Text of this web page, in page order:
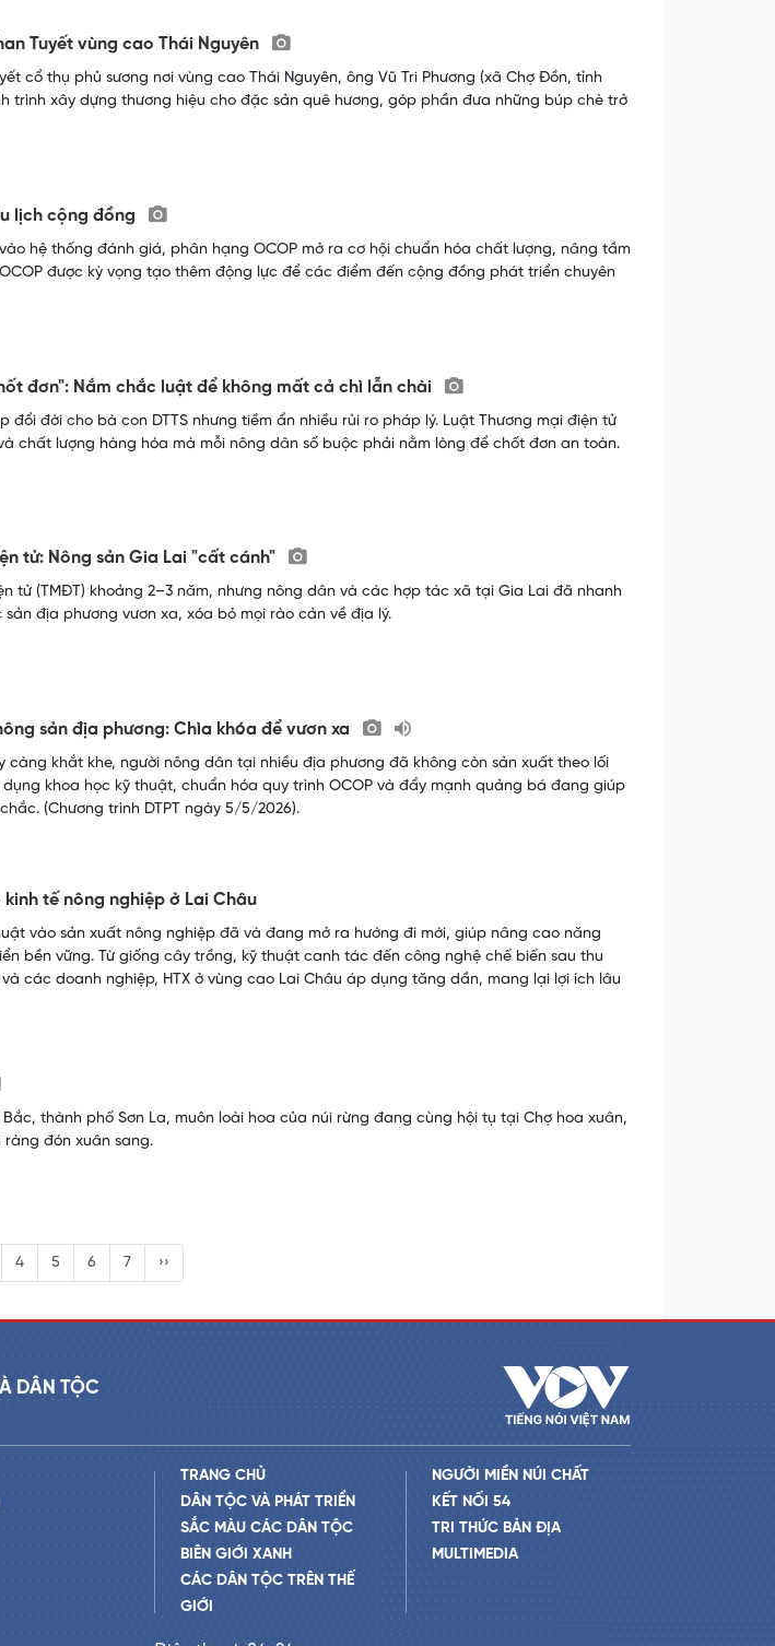
Tuyết vùng cao Thái Nguyên
cổ thụ phủ sương nơi vùng cao Thái Nguyên, ông Vũ Tri Phương (xã Chợ Đồn, tỉnh
trình xây dựng thương hiệu cho đặc sản quê hương, góp phần đưa những búp chè trở
lịch cộng đồng
hệ thống đánh giá, phân hạng OCOP mở ra cơ hội chuẩn hóa chất lượng, nâng tầm
được kỳ vọng tạo thêm động lực để các điểm đến cộng đồng phát triển chuyên
đơn": Nắm chắc luật để không mất cả chì lẫn chài
đổi đời cho bà con DTTS nhưng tiềm ẩn nhiều rủi ro pháp lý. Luật Thương mại điện tử
chất lượng hàng hóa mà mỗi nông dân số buộc phải nằm lòng để chốt đơn an toàn.
tử: Nông sản Gia Lai "cất cánh"
tử (TMĐT) khoảng 2–3 năm, nhưng nông dân và các hợp tác xã tại Gia Lai đã nhanh
địa phương vươn xa, xóa bỏ mọi rào cản về địa lý.
sản địa phương: Chìa khóa để vươn xa
càng khắt khe, người nông dân tại nhiều địa phương đã không còn sản xuất theo lối
khoa học kỹ thuật, chuẩn hóa quy trình OCOP và đẩy mạnh quảng bá đang giúp
(Chương trình DTPT ngày 5/5/2026).
tế nông nghiệp ở Lai Châu
vào sản xuất nông nghiệp đã và đang mở ra hướng đi mới, giúp nâng cao năng
bền vững. Từ giống cây trồng, kỹ thuật canh tác đến công nghệ chế biến sau thu
các doanh nghiệp, HTX ở vùng cao Lai Châu áp dụng tăng dần, mang lại lợi ích lâu
Bắc, thành phố Sơn La, muôn loài hoa của núi rừng đang cùng hội tụ tại Chợ hoa xuân,
ràng đón xuân sang.
4 5 6 7 ››
DÂN TỘC
TRANG CHỦ
DÂN TỘC VÀ PHÁT TRIỂN
SẮC MÀU CÁC DÂN TỘC
BIÊN GIỚI XANH
CÁC DÂN TỘC TRÊN THẾ
GIỚI
NGƯỜI MIỀN NÚI CHẤT
KẾT NỐI 54
TRI THỨC BẢN ĐỊA
MULTIMEDIA